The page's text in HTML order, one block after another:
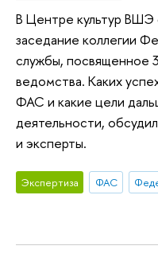
В Центре культур ВШЭ
заседание коллегии
службы, посвященное
ведомства. Каких
ФАС и какие цели
деятельности,
и эксперты.
Экспертиза ФАС